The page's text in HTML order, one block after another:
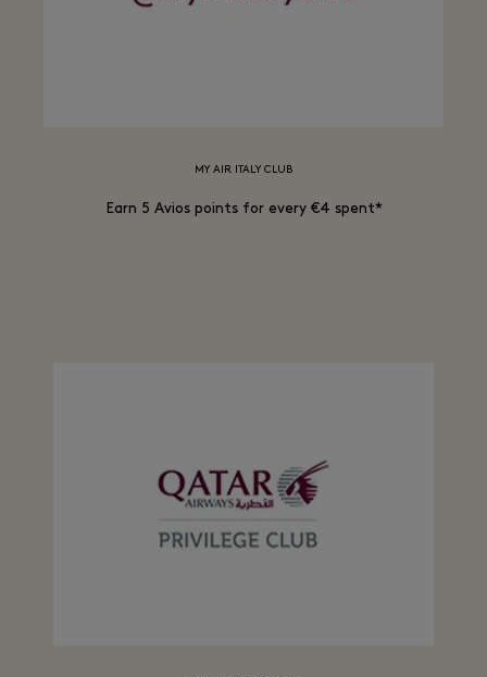
MY AIR ITALY CLUB
Earn 5 Avios points for every €4 spent*